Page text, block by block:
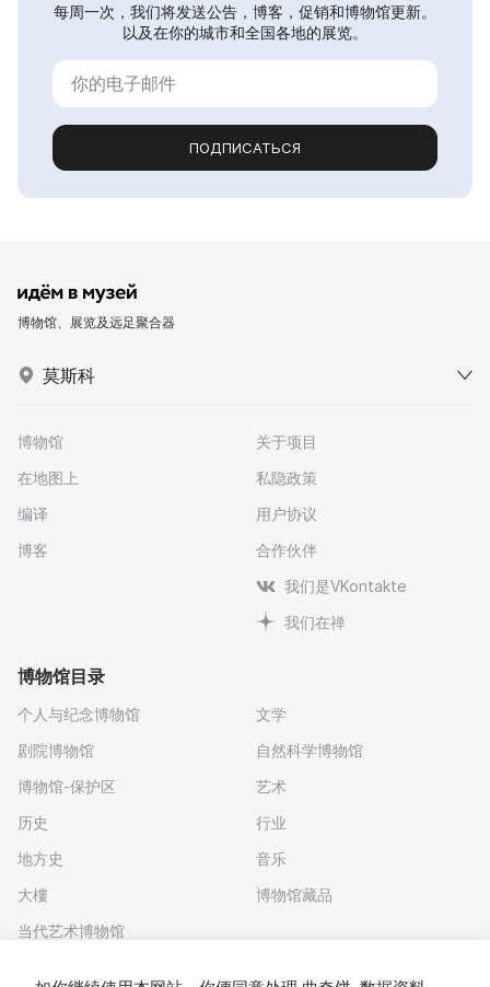
每周一次，我们将发送公告，博客，促销和博物馆更新。
以及在你的城市和全国各地的展览。
ПОДПИСАТЬСЯ
博物馆、展览及远足聚合器
莫斯科
博物馆
在地图上
编译
博客
关于项目
私隐政策
用户协议
合作伙伴
我们是VKontakte
我们在禅
博物馆目录
个人与纪念博物馆
剧院博物馆
博物馆-保护区
历史
地方史
大樓
当代艺术博物馆
文学
自然科学博物馆
艺术
行业
音乐
博物馆藏品